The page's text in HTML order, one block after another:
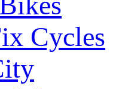
Cycles